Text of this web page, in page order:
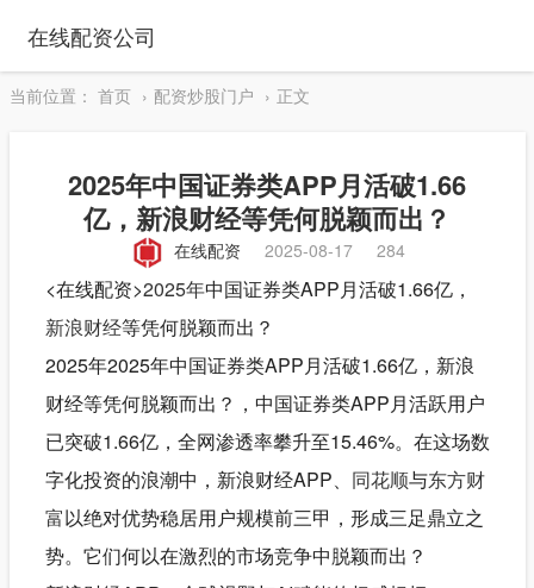
在线配资公司
当前位置： 首页 配资炒股门户 正文
2025年中国证券类APP月活破1.66
亿，新浪财经等凭何脱颖而出？
在线配资 2025-08-17 284
<在线配资>2025年中国证券类APP月活破1.66亿，
新浪财经等凭何脱颖而出？
2025年2025年中国证券类APP月活破1.66亿，新浪
财经等凭何脱颖而出？，中国证券类APP月活跃用户
已突破1.66亿，全网渗透率攀升至15.46%。在这场数
字化投资的浪潮中，新浪财经APP、 同花顺与东方财
富以绝对优势稳居用户规模前三甲，形成三足鼎立之
势。它们何以在激烈的市场竞争中脱颖而出？